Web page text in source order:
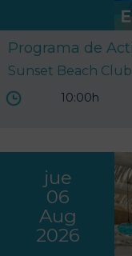
Programa de
Sunset Beach Club
10:00h
jue
06
Aug
2026